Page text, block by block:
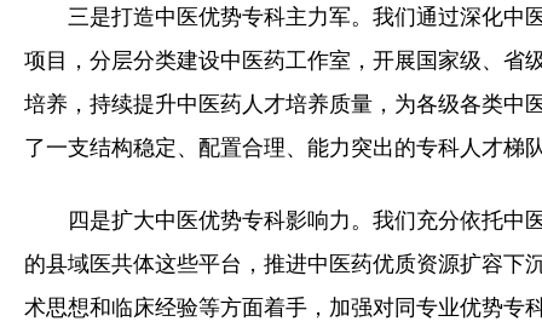
三是打造中医优势专科主力军。我们通过深化中
项目，分层分类建设中医药工作室，开展国家级、省
培养，持续提升中医药人才培养质量，为各级各类中
了一支结构稳定、配置合理、能力突出的专科人才梯
四是扩大中医优势专科影响力。我们充分依托中
的县域医共体这些平台，推进中医药优质资源扩容下
术思想和临床经验等方面着手，加强对同专业优势专